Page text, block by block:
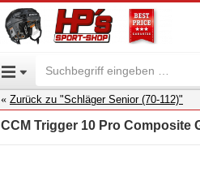
Zurück zu "Schläger Senior (70-112)"
CCM Trigger 10 Pro Composite